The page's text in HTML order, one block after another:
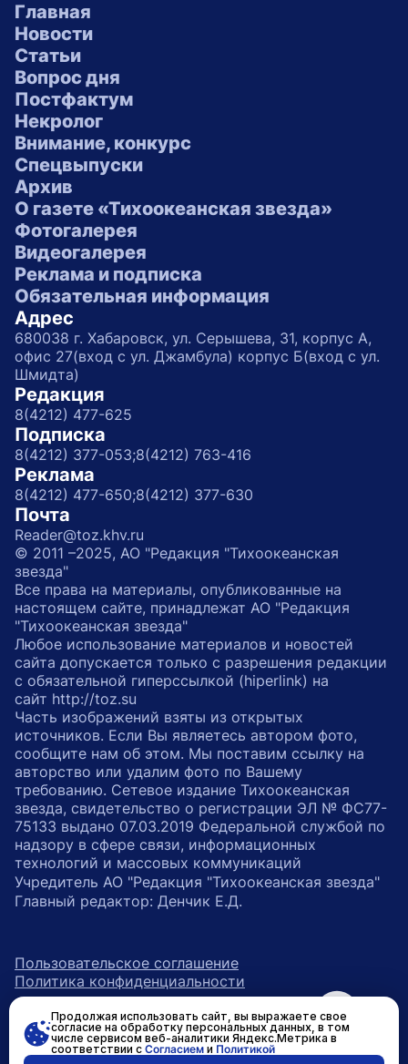
Главная
Новости
Статьи
Вопрос дня
Постфактум
Некролог
Внимание, конкурс
Спецвыпуски
Архив
О газете «Тихоокеанская звезда»
Фотогалерея
Видеогалерея
Реклама и подписка
Обязательная информация
Адрес
680038 г. Хабаровск, ул. Серышева, 31, корпус А,
офис 27(вход с ул. Джамбула) корпус Б(вход с ул.
Шмидта)
Редакция
8(4212) 477-625
Подписка
8(4212) 377-053;8(4212) 763-416
Реклама
8(4212) 477-650;8(4212) 377-630
Почта
Reader@toz.khv.ru
© 2011 –2025, АО "Редакция "Тихоокеанская
звезда"
Все права на материалы, опубликованные на
настоящем сайте, принадлежат АО "Редакция
"Тихоокеанская звезда"
Любое использование материалов и новостей
сайта допускается только с разрешения редакции
с обязательной гиперссылкой (hiperlink) на
сайт http://toz.su
Часть изображений взяты из открытых
источников. Если Вы являетесь автором фото,
сообщите нам об этом. Мы поставим ссылку на
авторство или удалим фото по Вашему
требованию. Сетевое издание Тихоокеанская
звезда, свидетельство о регистрации ЭЛ № ФС77-
75133 выдано 07.03.2019 Федеральной службой по
надзору в сфере связи, информационных
технологий и массовых коммуникаций
Учредитель АО "Редакция "Тихоокеанская звезда"
Главный редактор: Денчик Е.Д.
Пользовательское соглашение
Политика конфиденциальности
ссылка на главную
возрастное ограничение 16+
ссылка на страницу в Вконтакте
ссылка на страницу в
ссылка на канал в
Продолжая использовать сайт, вы выражаете свое
согласие на обработку персональных данных, в том
числе сервисом веб-аналитики Яндекс.Метрика в
соответствии с Согласиеми Политикой